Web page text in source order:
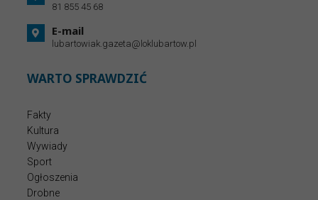
81 855 45 68
E-mail
lubartowiak.gazeta@loklubartow.pl
WARTO SPRAWDZIĆ
Fakty
Kultura
Wywiady
Sport
Ogłoszenia
Drobne